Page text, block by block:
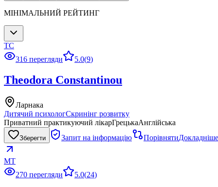
МІНІМАЛЬНИЙ РЕЙТИНГ
TC
316 перегляди
5.0(9)
Theodora Constantinou
Ларнака
Дитячий психологСкринінг розвитку
Приватний практикуючий лікарГрецькаАнглійська
Зберегти Запит на інформацію ПорівнятиДокладніше
MT
270 перегляди
5.0(24)